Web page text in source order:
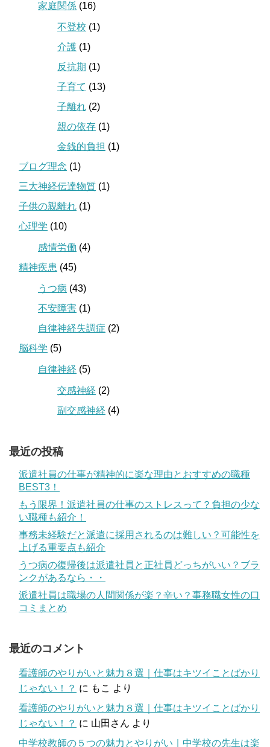
家庭関係 (16)
不登校 (1)
介護 (1)
反抗期 (1)
子育て (13)
子離れ (2)
親の依存 (1)
金銭的負担 (1)
ブログ理念 (1)
三大神経伝達物質 (1)
子供の親離れ (1)
心理学 (10)
感情労働 (4)
精神疾患 (45)
うつ病 (43)
不安障害 (1)
自律神経失調症 (2)
脳科学 (5)
自律神経 (5)
交感神経 (2)
副交感神経 (4)
最近の投稿
派遣社員の仕事が精神的に楽な理由とおすすめの職種
BEST3！
もう限界！派遣社員の仕事のストレスって？負担の少な
い職種も紹介！
事務未経験だと派遣に採用されるのは難しい？可能性を
上げる重要点も紹介
うつ病の復帰後は派遣社員と正社員どっちがいい？ブラ
ンクがあるなら・・
派遣社員は職場の人間関係が楽？辛い？事務職女性の口
コミまとめ
最近のコメント
看護師のやりがいと魅力８選｜仕事はキツイことばかり
じゃない！？ に もこ より
看護師のやりがいと魅力８選｜仕事はキツイことばかり
じゃない！？ に 山田さん より
中学校教師の５つの魅力とやりがい｜中学校の先生は楽